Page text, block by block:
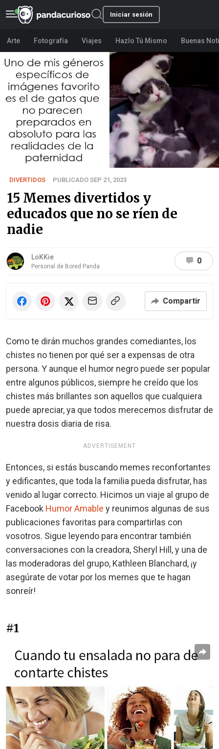
Iniciar sesión
Arte Fotografía Viajes Hazlo Tú Mismo Buenas
DIVERTIDOS PUBLICADO SEP 21, 2023
15 Memes divertidos y
educados que no se ríen de
nadie
LoKKie
Personal de Bored Panda
0
Compartir
Como te dirán muchos grandes comediantes, los
chistes no tienen por qué ser a expensas de otra
persona. Y aunque el humor negro puede ser popular
entre algunos públicos, siempre he creído que los
chistes más brillantes son aquellos que cualquiera
puede apreciar, ya que todos merecemos disfrutar de
nuestra dosis diaria de risa.
ADVERTISEMENT
Entonces, si estás buscando memes reconfortantes
y edificantes, que toda la familia pueda disfrutar, has
venido al lugar correcto. Hicimos un viaje al grupo de
Facebook Humor Amable y reunimos algunas de sus
publicaciones favoritas para compartirlas con
vosotros. Sigue leyendo para encontrar también
conversaciones con la creadora, Sheryl Hill, y una de
las moderadoras del grupo, Kathleen Blanchard, ¡y
asegúrate de votar por los memes que te hagan
sonreír!
#1